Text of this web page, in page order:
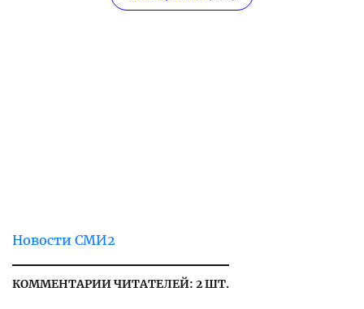
Новости СМИ2
КОММЕНТАРИИ ЧИТАТЕЛЕЙ: 2 ШТ.